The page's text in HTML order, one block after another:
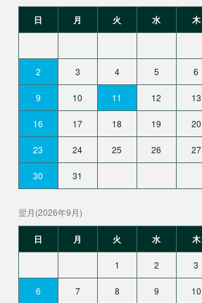
日 月 火 水 木
2 3 4 5 6
9 10 11 12 13
16 17 18 19 20
23 24 25 26 27
30 31
翌月(2026年9月)
日 月 火 水 木
1 2 3
6 7 8 9 10